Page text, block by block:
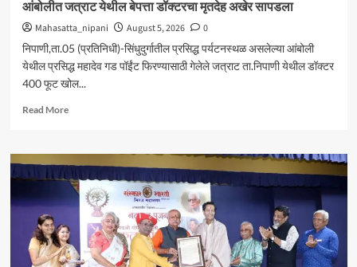
आंबोलीत जत्राट येथील बेपत्ता डॉक्टरचा मृतदेह अखेर सापडला
Mahasatta_nipani August 5, 2026
0
निपाणी,ता.05 (प्रतिनिधी)-सिंधुदुर्गातील प्रसिद्ध पर्यटनस्थळ असलेल्या आंबोली
येथील प्रसिद्ध महादेव गड पॉईंट फिरण्यासाठी गेलेले जत्राट ता.निपाणी येथील डॉक्टर
400 फूट खोल...
Read MoreRead
आंबोलीत
जत्राट
येथील
बेपत्ता
डॉक्टरचा
मृतदेह
अखेर
सापडला